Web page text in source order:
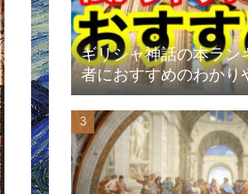
ギリシャ神話の本ラン
者におすすめのわかり